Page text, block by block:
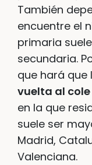
También
encuentre el
primaria
secundaria.
que hará
vuelta al cole
en la que
suele ser
Madrid,
Valenciana.